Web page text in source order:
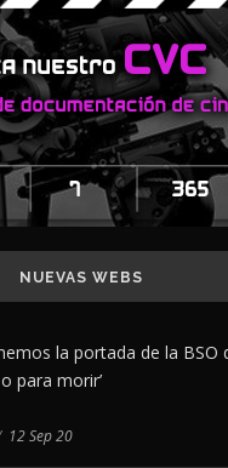
NUEVAS WEBS
la portada de la BSO
para morir’
12 Sep 20